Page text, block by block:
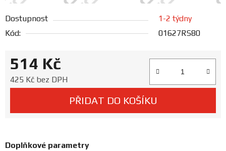
Doprava
Blog
Ceníky
a
katalogy
Dostupnost
1-2 týdny
Kód:
01627RS80
514 Kč
425 Kč bez DPH
PŘIDAT DO KOŠÍKU
Doplňkové parametry